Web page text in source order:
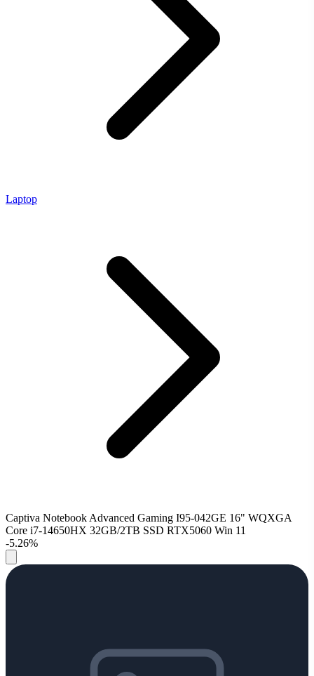
Laptop
Captiva Notebook Advanced Gaming I95-042GE 16" WQXGA
Core i7-14650HX 32GB/2TB SSD RTX5060 Win 11
-5.26%